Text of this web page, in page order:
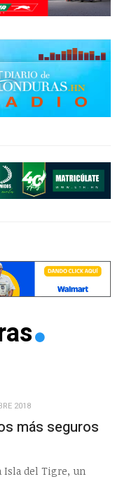
2018
más seguros
Isla del Tigre, un